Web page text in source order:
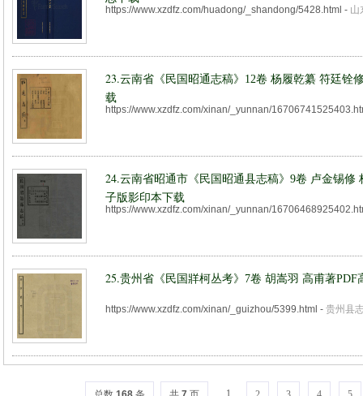
https://www.xzdfz.com/huadong/_shandong/5428.html - 山
23.云南省《民国昭通志稿》12卷 杨履乾纂 符廷铨
载
https://www.xzdfz.com/xinan/_yunnan/
24.云南省昭通市《民国昭通县志稿》9卷 卢金锡修
子版影印本下载
https://www.xzdfz.com/xinan/_yunnan/
25.贵州省《民国牂柯丛考》7卷 胡嵩羽 高甫著PDF
https://www.xzdfz.com/xinan/_guizhou/5399.html - 贵州县
1